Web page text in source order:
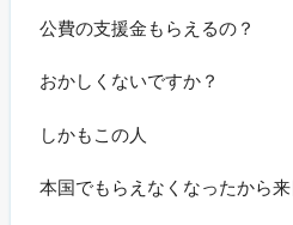
公費の支援金もらえるの？
おかしくないですか？
しかもこの人
本国でもらえなくなったから